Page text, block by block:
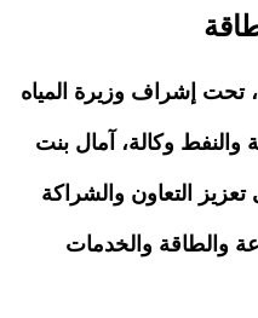
تحت إشراف وزيرة المياه
وكالة، آمال بنت
التعاون والشراكة
والطاقة والخدمات